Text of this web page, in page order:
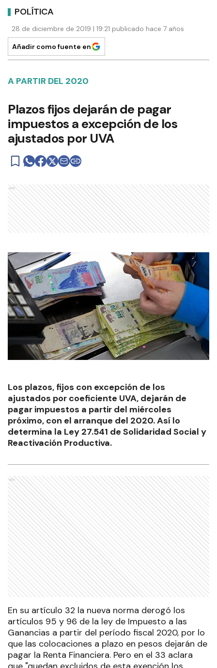
POLÍTICA
28 de diciembre de 2019 | 19:21 publicado hace 7 años
Añadir como fuente en
A PARTIR DEL 2020
Plazos fijos dejarán de pagar
impuestos a excepción de los
ajustados por UVA
Ads
Los plazos, fijos con excepción de los
ajustados por coeficiente UVA, dejarán de
pagar impuestos a partir del miércoles
próximo, con el arranque del 2020. Así lo
determina la Ley 27.541 de Solidaridad Social y
Reactivación Productiva.
Ads
En su artículo 32 la nueva norma derogó los
artículos 95 y 96 de la ley de Impuesto a las
Ganancias a partir del período fiscal 2020, por lo
que las colocaciones a plazo en pesos dejarán de
pagar la Renta Financiera. Pero en el 33 aclara